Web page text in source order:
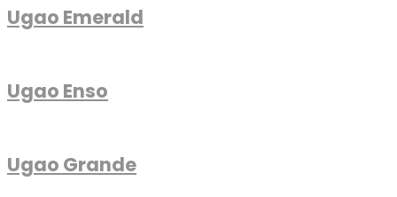
Ugao Emerald
Ugao Enso
Ugao Grande